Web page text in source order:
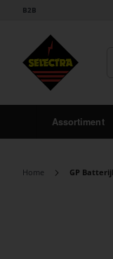
B2B
Assortiment
Home GP